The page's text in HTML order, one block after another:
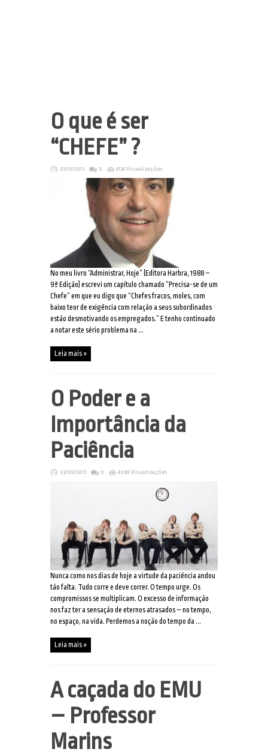
O que é ser
“CHEFE” ?
01/10/2013 0 4124 Visualizações
No meu livro “Administrar, Hoje” (Editora Harbra, 1988 –
9ª Edição) escrevi um capítulo chamado “Precisa-se de um
Chefe” em que eu digo que “Chefes fracos, moles, com
baixo teor de exigência com relação a seus subordinados
estão desmotivando os empregados.” E tenho continuado
a notar este sério problema na ...
Leia mais »
O Poder e a
Importância da
Paciência
02/09/2013 0 4069 Visualizações
Nunca como nos dias de hoje a virtude da paciência andou
tão falta. Tudo corre e deve correr. O tempo urge. Os
compromissos se multiplicam. O excesso de informação
nos faz ter a sensação de eternos atrasados – no tempo,
no espaço, na vida. Perdemos a noção do tempo da ...
Leia mais »
A caçada do EMU
– Professor
Marins